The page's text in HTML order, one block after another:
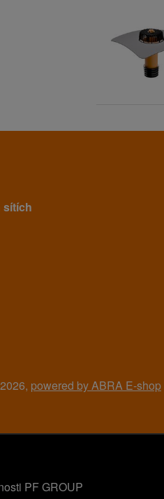
sítích
powered by ABRA E-shop
PF GROUP